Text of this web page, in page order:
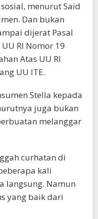
menurut Said
Dan bukan
dijerat Pasal
RI Nomor 19
Atas UU RI
UU ITE.
Stella kepada
juga bukan
melanggar
curhatan di
kali
langsung. Namun
yang baik dari